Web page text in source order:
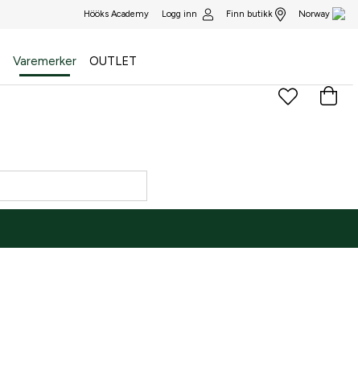
Hööks Academy Logg inn Finn butikk Norway
Varemerker OUTLET